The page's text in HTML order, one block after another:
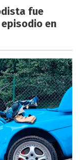
fue
en